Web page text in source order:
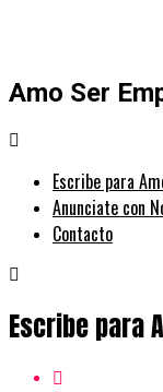
Amo Ser
Escribe para
Anunciate con
Contacto
Escribe para